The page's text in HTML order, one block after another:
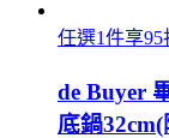
任選1件享95
de Buyer
底鍋